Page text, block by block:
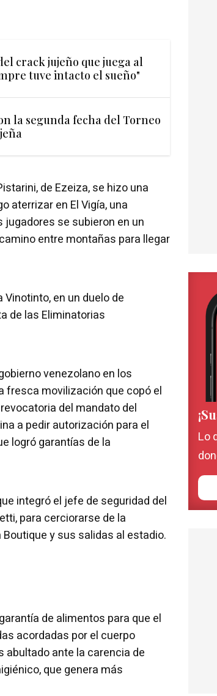
crack jujeño que juega al
tuve intacto el sueño"
la segunda fecha del Torneo
de Ezeiza, se hizo una
aterrizar en El Vigía, una
jugadores se subieron en un
entre montañas para llegar
en un duelo de
de las Eliminatorias
venezolano en los
fresca movilización que copó el
del mandato del
a pedir autorización para el
logró garantías de la
integró el jefe de seguridad del
para cerciorarse de la
y sus salidas al estadio.
de alimentos para que el
acordadas por el cuerpo
abultado ante la carencia de
que genera más
Lo